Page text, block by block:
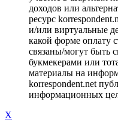
доходов или
ресурс
и/или виртуальные
какой форме оплату
связаны/могут быть
букмекерами или
материалы на
korrespondent.net
информационных
X